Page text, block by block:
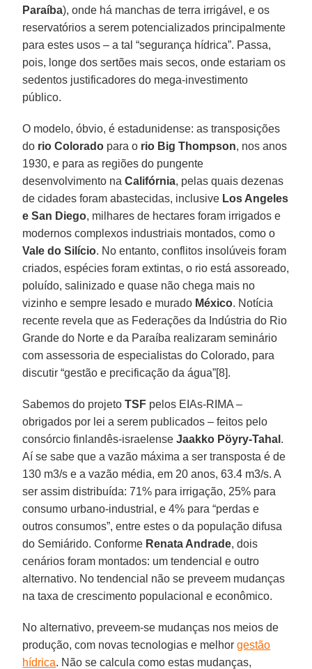
Paraíba), onde há manchas de terra irrigável, e os
reservatórios a serem potencializados principalmente
para estes usos – a tal “segurança hídrica”. Passa,
pois, longe dos sertões mais secos, onde estariam os
sedentos justificadores do mega-investimento
público.
O modelo, óbvio, é estadunidense: as transposições
do rio Colorado para o rio Big Thompson, nos anos
1930, e para as regiões do pungente
desenvolvimento naCalifórnia, pelas quais dezenas
de cidades foram abastecidas, inclusive Los Angeles
e San Diego, milhares de hectares foram irrigados e
modernos complexos industriais montados, como o
Vale do Silício. No entanto, conflitos insolúveis foram
criados, espécies foram extintas, o rio está assoreado,
poluído, salinizado e quase não chega mais no
vizinho e sempre lesado e murado México. Notícia
recente revela que as Federações da Indústria do Rio
Grande do Norte e da Paraíba realizaram seminário
com assessoria de especialistas do Colorado, para
discutir “gestão e precificação da água”[8].
Sabemos do projetoTSF pelos EIAs-RIMA –
obrigados por lei a serem publicados – feitos pelo
consórcio finlandês-israelenseJaakko Pöyry-Tahal .
Aí se sabe que a vazão máxima a ser transposta é de
130 m3/s e a vazão média, em 20 anos, 63.4 m3/s. A
ser assim distribuída: 71% para irrigação, 25% para
consumo urbano-industrial, e 4% para “perdas e
outros consumos”, entre estes o da população difusa
do Semiárido. Conforme Renata Andrade, dois
cenários foram montados: um tendencial e outro
alternativo. No tendencial não se preveem mudanças
na taxa de crescimento populacional e econômico.
No alternativo, preveem-se mudanças nos meios de
produção, com novas tecnologias e melhorgestão
hídrica. Não se calcula como estas mudanças,